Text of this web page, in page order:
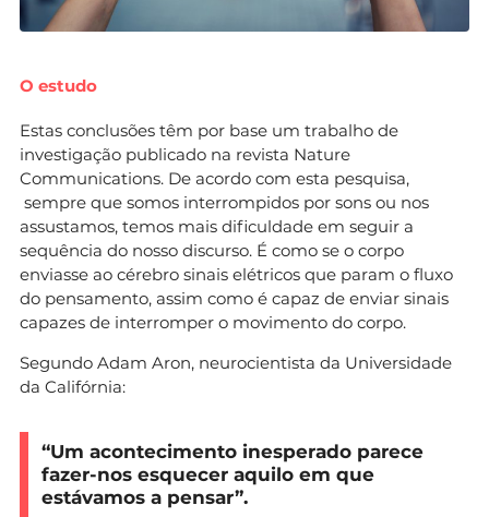
O estudo
Estas conclusões têm por base um trabalho de
investigação publicado na revista Nature
Communications. De acordo com esta pesquisa,
sempre que somos interrompidos por sons ou nos
assustamos, temos mais dificuldade em seguir a
sequência do nosso discurso. É como se o corpo
enviasse ao cérebro sinais elétricos que param o fluxo
do pensamento, assim como é capaz de enviar sinais
capazes de interromper o movimento do corpo.
Segundo Adam Aron, neurocientista da Universidade
da Califórnia:
“Um acontecimento inesperado parece
fazer-nos esquecer aquilo em que
estávamos a pensar”.